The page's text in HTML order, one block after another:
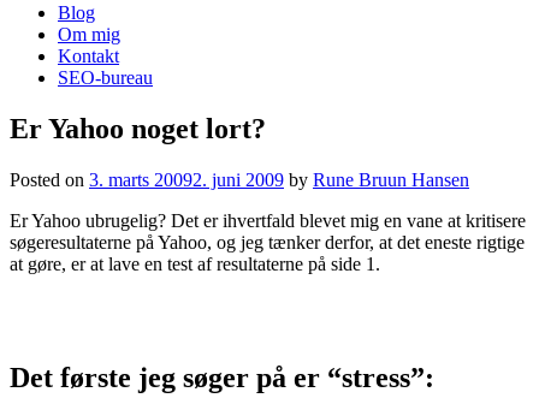
Blog
Om mig
Kontakt
SEO-bureau
Er Yahoo noget lort?
Posted on 3. marts 20092. juni 2009 by Rune Bruun Hansen
Er Yahoo ubrugelig? Det er ihvertfald blevet mig en vane at kritisere
søgeresultaterne på Yahoo, og jeg tænker derfor, at det eneste rigtige
at gøre, er at lave en test af resultaterne på side 1.
Det første jeg søger på er “stress”: